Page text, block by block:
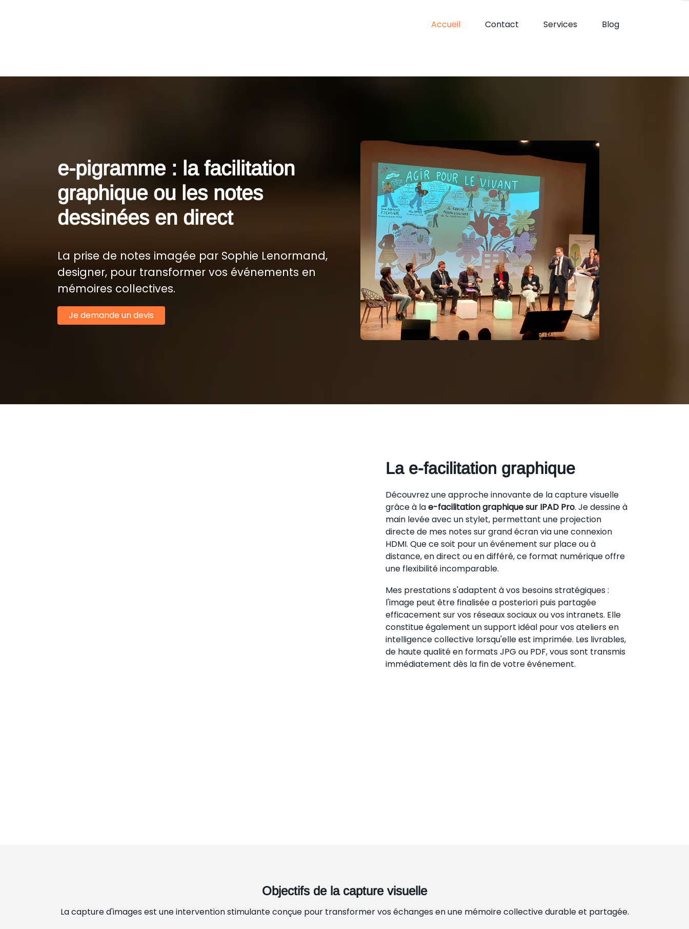
Accueil Contact Services Blog
e-pigramme : la facilitation
graphique ou les notes
dessinées en direct
La prise de notes imagée par Sophie Lenormand,
designer, pour transformer vos événements en
mémoires collectives.
Je demande un devis
La e-facilitation graphique
Découvrez une approche innovante de la capture visuelle
grâce à lae-facilitation graphique sur IPAD Pro. Je dessine à
main levée avec un stylet, permettant une projection
directe de mes notes sur grand écran via une connexion
HDMI. Que ce soit pour un événement sur place ou à
distance, en direct ou en différé, ce format numérique offre
une flexibilité incomparable.
Mes prestations s'adaptent à vos besoins stratégiques :
l'image peut être finalisée a posteriori puis partagée
efficacement sur vos réseaux sociaux ou vos intranets. Elle
constitue également un support idéal pour vos ateliers en
intelligence collective lorsqu'elle est imprimée. Les livrables,
de haute qualité en formats JPG ou PDF, vous sont transmis
immédiatement dès la fin de votre événement.
Objectifs de la capture visuelle
La capture d'images est une intervention stimulante conçue pour transformer vos échanges en une mémoire collective durable et partagée.